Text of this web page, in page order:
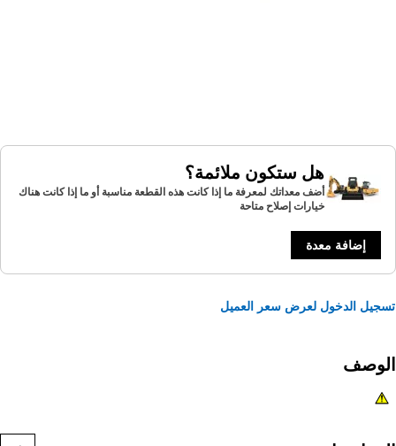
هل ستكون ملائمة؟
أضف معداتك لمعرفة ما إذا كانت هذه القطعة مناسبة أو ما إذا كانت هناك
خيارات إصلاح متاحة
إضافة معدة
الدخول لعرض سعر العميل